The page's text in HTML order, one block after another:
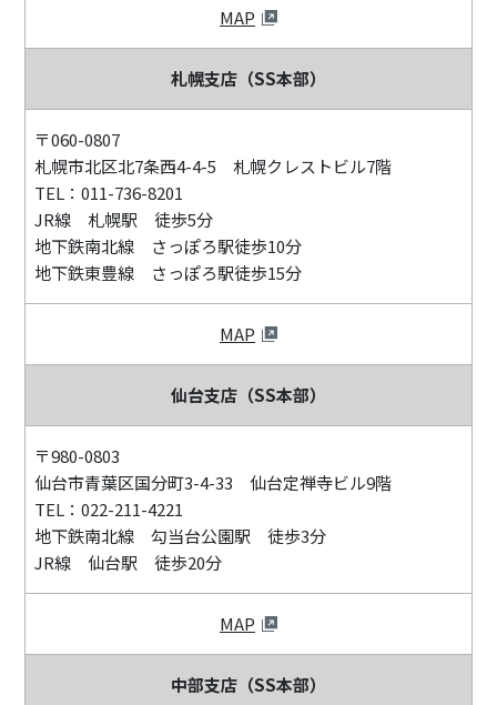
MAP
札幌支店（SS本部）
〒060-0807
札幌市北区北7条西4-4-5 札幌クレストビル7階
TEL：011-736-8201
JR線 札幌駅 徒歩5分
地下鉄南北線 さっぽろ駅徒歩10分
地下鉄東豊線 さっぽろ駅徒歩15分
MAP
仙台支店（SS本部）
〒980-0803
仙台市青葉区国分町3-4-33 仙台定禅寺ビル9階
TEL：022-211-4221
地下鉄南北線 勾当台公園駅 徒歩3分
JR線 仙台駅 徒歩20分
MAP
中部支店（SS本部）